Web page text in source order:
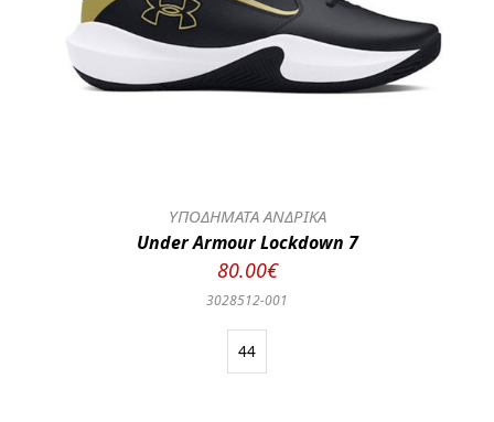
ΥΠΟΔΗΜΑΤΑ ΑΝΔΡΙΚΑ
Under Armour Lockdown 7
80.00€
3028512-001
44